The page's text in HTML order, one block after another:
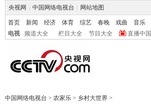
央视网 中国网络电视台 网站地图
首页 新闻 经济 体育 综艺 春晚 戏曲 音乐
电视
频道大全 栏目大全 节目大全 直播中国
中国网络电视台 > 农家乐 > 乡村大世界 >